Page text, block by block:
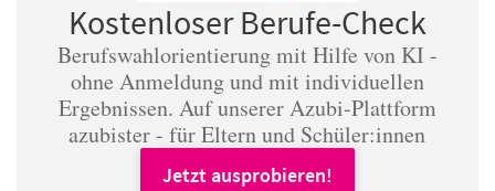
Kostenloser Berufe-Check
Berufswahlorientierung mit Hilfe von KI -
ohne Anmeldung und mit individuellen
Ergebnissen. Auf unserer Azubi-Plattform
azubister - für Eltern und Schüler:innen
Jetzt ausprobieren!